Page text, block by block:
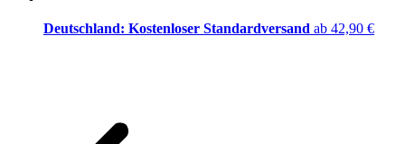
Deutschland: Kostenloser Standardversand ab 42,90 €